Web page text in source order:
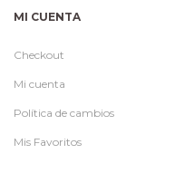
MI CUENTA
Checkout
Mi cuenta
Política de cambios
Mis Favoritos